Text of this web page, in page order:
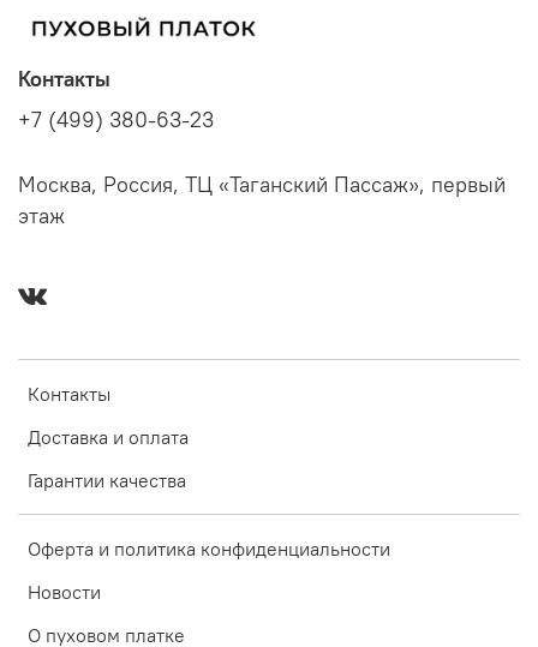
Контакты
Доставка и оплата
Гарантии качества
Оферта и политика конфиденциальности
Новости
О пуховом платке
Контакты
+7 (499) 380-63-23
Москва, Россия, ТЦ «Таганский Пассаж», первый
этаж